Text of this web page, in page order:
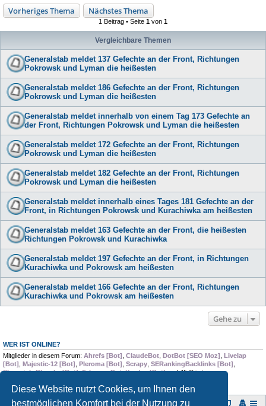
Diese Website nutzt Cookies, um Ihnen den
bestmöglichen Komfort bei der Nutzung zu
Vorheriges Thema Nächstes Thema
1 Beitrag • Seite 1 von 1
Vergleichbare Themen
Generalstab meldet 137 Gefechte an der Front, Richtungen
Pokrowsk und Lyman die heißesten
Generalstab meldet 186 Gefechte an der Front, Richtungen
Pokrowsk und Lyman die heißesten
Generalstab meldet innerhalb von einem Tag 173 Gefechte an
der Front, Richtungen Pokrowsk und Lyman die heißesten
Generalstab meldet 172 Gefechte an der Front, Richtungen
Pokrowsk und Lyman die heißesten
Generalstab meldet 182 Gefechte an der Front, Richtungen
Pokrowsk und Lyman die heißesten
Generalstab meldet innerhalb eines Tages 181 Gefechte an der
Front, in Richtungen Pokrowsk und Kurachiwka am heißesten
Generalstab meldet 163 Gefechte an der Front, die heißesten
Richtungen Pokrowsk und Kurachiwka
Generalstab meldet 197 Gefechte an der Front, in Richtungen
Kurachiwka und Pokrowsk am heißesten
Generalstab meldet 166 Gefechte an der Front, Richtungen
Kurachiwka und Pokrowsk am heißesten
Gehe zu
WER IST ONLINE?
Mitglieder in diesem Forum: Ahrefs [Bot] ClaudeBot DotBot [SEO Moz] Livelap
[Bot] Majestic-12 [Bot] Pleroma [Bot] Scrapy SERankingBacklinks [Bot]
Skywatch-Bluesky [Bot],TelegramBot,Yandex [Bot]und 45 Gäste
Foren-Übersicht